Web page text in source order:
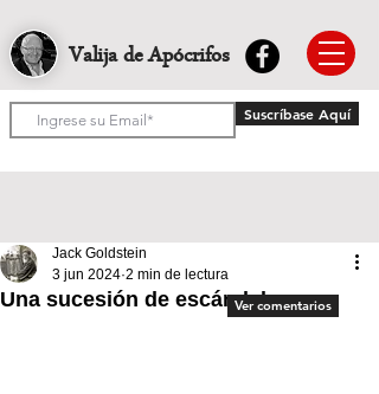
Valija de Apócrifos
Suscríbase Aquí
Una sucesión de escándalos
Jack Goldstein
3 jun 2024 2 min de lectura
Ver comentarios